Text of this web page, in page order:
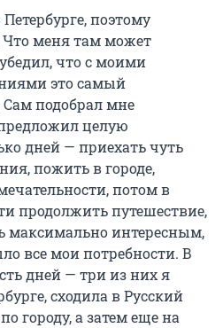
поэтому
Что меня там может
что с моими
это самый
подобрал мне
целую
дней — приехать чуть
пожить в городе,
потом в
продолжить путешествие,
максимально интересным,
все мои потребности. В
дней — три из них я
сходила в Русский
городу, а затем еще на